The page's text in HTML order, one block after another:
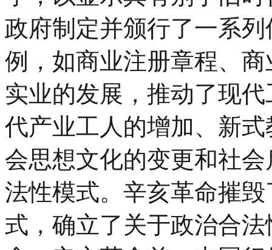
政府制定并颁行了一系
例，如商业注册章程、
实业的发展，推动了现
代产业工人的增加、新
会思想文化的变更和社
法性模式。辛亥革命摧
式，确立了关于政治合